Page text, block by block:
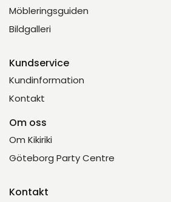
Möbleringsguiden
Bildgalleri
Kundservice
Kundinformation
Kontakt
Om oss
Om Kikiriki
Göteborg Party Centre
Kontakt